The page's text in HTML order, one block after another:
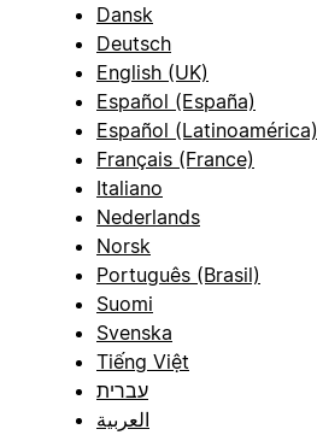
Dansk
Deutsch
English (UK)
Español (España)
Español (Latinoamérica)
Français (France)
Italiano
Nederlands
Norsk
Português (Brasil)
Suomi
Svenska
Tiếng Việt
עברית
العربية